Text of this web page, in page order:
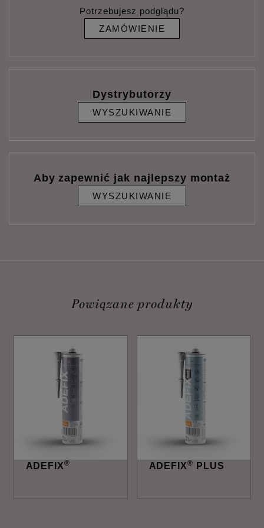
Potrzebujesz podglądu?
ZAMÓWIENIE
Dystrybutorzy
WYSZUKIWANIE
Aby zapewnić jak najlepszy montaż
WYSZUKIWANIE
Powiązane produkty
ADEFIX® ADEFIX® PLUS